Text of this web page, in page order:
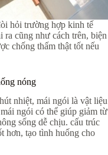
hỏi trường hợp kinh tế
cũng như cách trên, biện
chống thấm thật tốt nếu
nóng
nhiệt, mái ngói là vật liệu
ngói có thể giúp giảm từ
sống dễ chịu. cấu trúc
hơn, tạo tình huống cho